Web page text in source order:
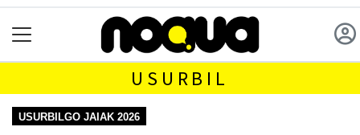
USURBIL
USURBILGO JAIAK 2026